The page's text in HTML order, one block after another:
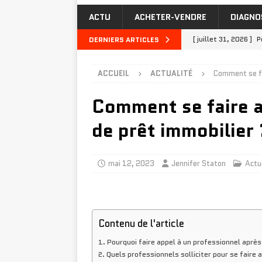
ACTU ACHETER-VENDRE
DERNIERS ARTICLES [ juillet 31, 2026 ]
MAISON-TRAVAUX
[ juillet 23, 2026 ]
[ juillet 19, 2026 ]
INVESTIR-FINANCER
ACCUEIL ACTUALITÉ Comment se
Comment se faire
de prêt immobilier
mai 12, 2023 Jennifer Staton
Contenu de l'article
Pourquoi faire appel à un professionnel
Quels professionnels solliciter pour se faire